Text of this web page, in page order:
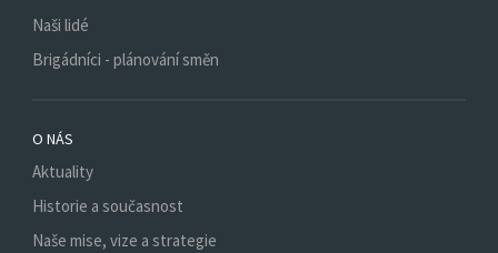
Naši lidé
Brigádníci - plánování směn
O NÁS
Aktuality
Historie a současnost
Naše mise, vize a strategie